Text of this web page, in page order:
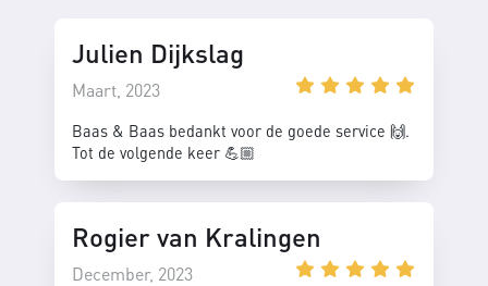
Julien Dijkslag
Maart, 2023
Baas & Baas bedankt voor de goede service 🙌.
Tot de volgende keer 💪🏼
Rogier van Kralingen
December, 2023